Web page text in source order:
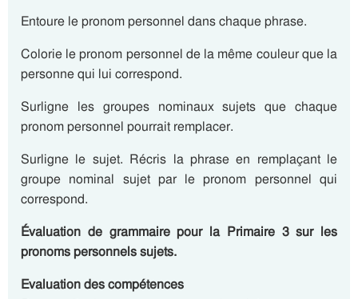
Entoure le pronom personnel dans chaque phrase.
Colorie le pronom personnel de la même couleur que la
personne qui lui correspond.
Surligne les groupes nominaux sujets que chaque
pronom personnel pourrait remplacer.
Surligne le sujet. Récris la phrase en remplaçant le
groupe nominal sujet par le pronom personnel qui
correspond.
Évaluation de grammaire pour la Primaire 3 sur les
pronoms personnels sujets.
Evaluation des compétences